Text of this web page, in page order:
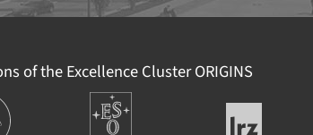
of the Excellence ClusterORIGINS
Europäische
Südsternwarte
Leibniz-